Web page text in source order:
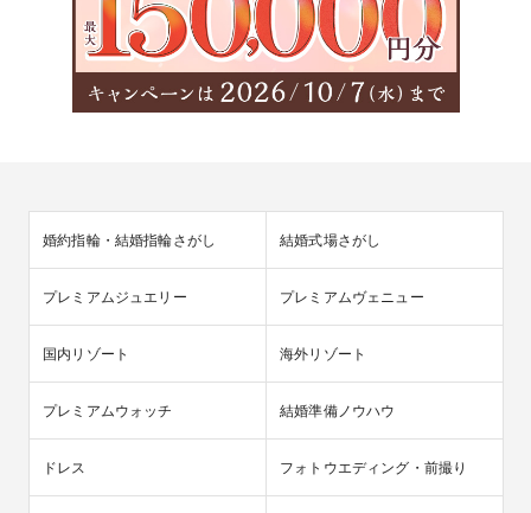
婚約指輪・結婚指輪さがし 結婚式場さがし
プレミアムジュエリー プレミアムヴェニュー
国内リゾート 海外リゾート
プレミアムウォッチ 結婚準備ノウハウ
ドレス フォトウエディング・前撮り